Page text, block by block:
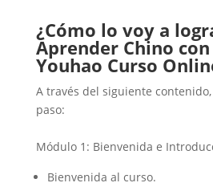
¿Cómo lo voy a
Aprender Chino
Youhao Curso
A través del siguiente
paso:
Módulo 1: Bienvenida e
Bienvenida al curso.